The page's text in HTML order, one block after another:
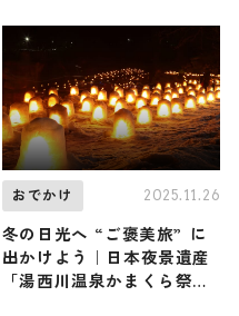
おでかけ 2025.11.26
冬の日光へ “ご褒美旅” に
出かけよう｜日本夜景遺産
「湯西川温泉かまくら祭」